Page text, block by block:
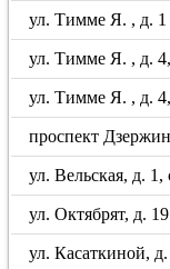
ул. Тимме Я. , д. 1
ул. Тимме Я. , д.
ул. Тимме Я. , д. 4,
проспект
ул. Вельская, д. 1,
ул. Октябрят, д. 19
ул. Касаткиной, д.